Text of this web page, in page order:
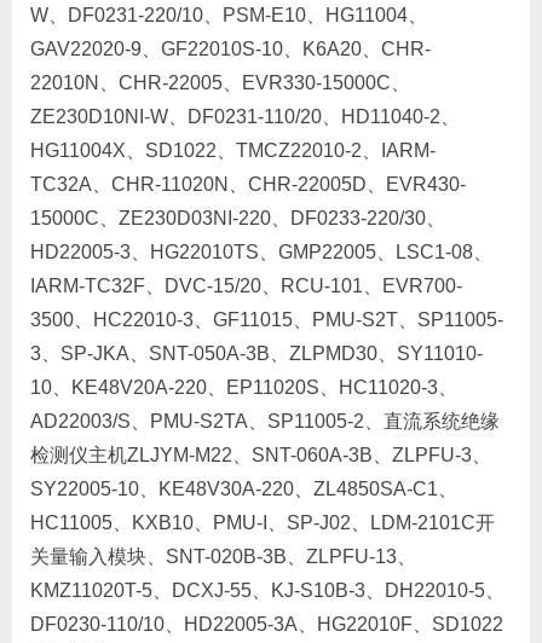
W、DF0231-220/10、PSM-E10、HG11004、
GAV22020-9、GF22010S-10、K6A20、CHR-
22010N、CHR-22005、EVR330-15000C、
ZE230D10NI-W、DF0231-110/20、HD11040-2、
HG11004X、SD1022、TMCZ22010-2、IARM-
TC32A、CHR-11020N、CHR-22005D、EVR430-
15000C、ZE230D03NI-220、DF0233-220/30、
HD22005-3、HG22010TS、GMP22005、LSC1-08、
IARM-TC32F、DVC-15/20、RCU-101、EVR700-
3500、HC22010-3、GF11015、PMU-S2T、SP11005-
3、SP-JKA、SNT-050A-3B、ZLPMD30、SY11010-
10、KE48V20A-220、EP11020S、HC11020-3、
AD22003/S、PMU-S2TA、SP11005-2、直流系统绝缘
检测仪主机ZLJYM-M22、SNT-060A-3B、ZLPFU-3、
SY22005-10、KE48V30A-220、ZL4850SA-C1、
HC11005、KXB10、PMU-I、SP-J02、LDM-2101C开
关量输入模块、SNT-020B-3B、ZLPFU-13、
KMZ11020T-5、DCXJ-55、KJ-S10B-3、DH22010-5、
DF0230-110/10、HD22005-3A、HG22010F、SD1022